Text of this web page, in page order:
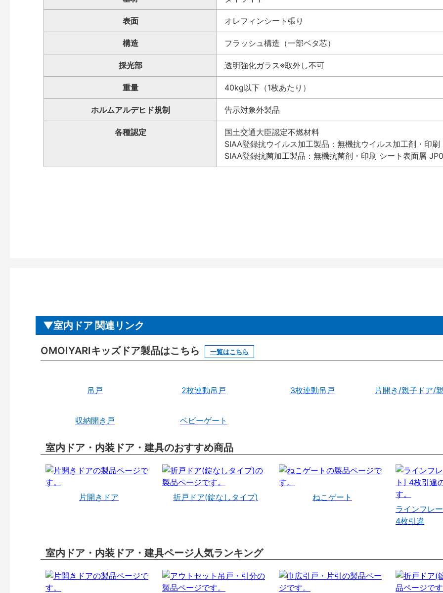
表面 オレフィンシート張り
構造 フラッシュ構造（一部ベタ芯）
採光部 透明強化ガラス※取外し不可
重量 40kg以下（1枚あたり）
ホルムアルデヒド規制 告示対象外製品
各種認定
国土交通大臣認定不燃材料
SIAA登録抗ウイルス加工製品：無機抗ウイルス加工剤・印
SIAA登録抗菌加工製品：無機抗菌剤・印刷 シート表面層
室内ドア 関連リンク
OMOIYARIキッズドア製品はこちら 一覧はこちら
吊戸 2枚連動吊戸 3枚連動吊戸 片開き/親子ドア/
収納開き戸 ベビーゲート
室内ドア・内装ドア・建具のおすすめ商品
片開きドア 折戸ドア(錠なしタイプ)
ねこゲート
ラインフレ
4枚引違
室内ドア・内装ドア・建具ページ人気ランキング